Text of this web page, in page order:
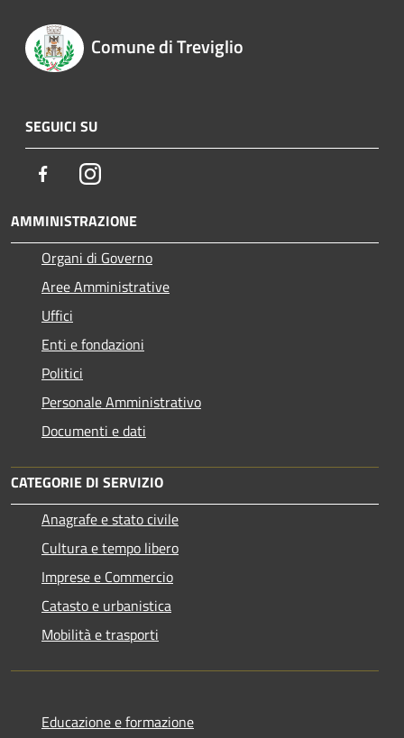
Comune di Treviglio
SEGUICI SU
FacebookInstagram
AMMINISTRAZIONE
Organi di Governo
Aree Amministrative
Uffici
Enti e fondazioni
Politici
Personale Amministrativo
Documenti e dati
CATEGORIE DI SERVIZIO
Anagrafe e stato civile
Cultura e tempo libero
Imprese e Commercio
Catasto e urbanistica
Mobilità e trasporti
Educazione e formazione